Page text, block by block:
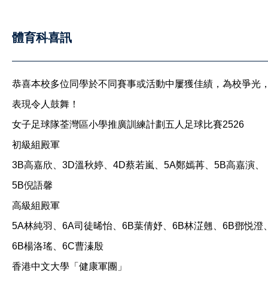
體育科喜訊
恭喜本校多位同學於不同賽事或活動中屢獲佳績，為校爭光
表現令人鼓舞！
女子足球隊荃灣區小學推廣訓練計劃五人足球比賽2526
初級組殿軍
3B高嘉欣、3D溫秋婷、4D蔡若嵐、5A鄭嫣苒、5B高嘉演、
5B倪語馨
高級組殿軍
5A林純羽、6A司徒晞怡、6B葉倩妤、6B林淽翹、6B鄧悦澄
6B楊洛瑤、6C曹溱殷
香港中文大學「健康軍團」